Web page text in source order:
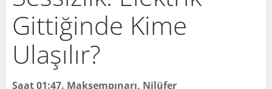
Gittiğinde Kime
Ulaşılır?
Saat 01:47. Makşempınarı, Nilüfer